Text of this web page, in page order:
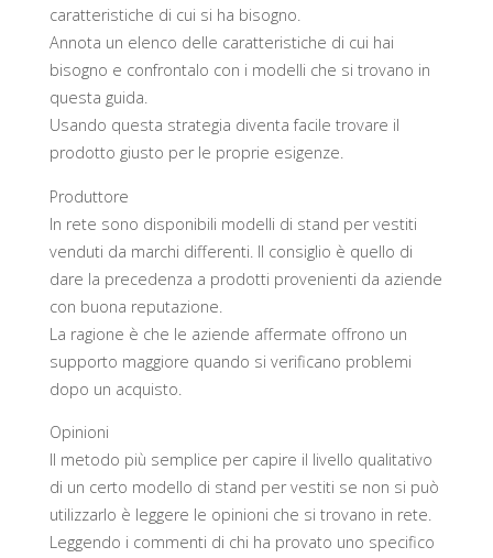
caratteristiche di cui si ha bisogno.
Annota un elenco delle caratteristiche di cui hai
bisogno e confrontalo con i modelli che si trovano in
questa guida.
Usando questa strategia diventa facile trovare il
prodotto giusto per le proprie esigenze.
Produttore
In rete sono disponibili modelli di stand per vestiti
venduti da marchi differenti. Il consiglio è quello di
dare la precedenza a prodotti provenienti da aziende
con buona reputazione.
La ragione è che le aziende affermate offrono un
supporto maggiore quando si verificano problemi
dopo un acquisto.
Opinioni
Il metodo più semplice per capire il livello qualitativo
di un certo modello di stand per vestiti se non si può
utilizzarlo è leggere le opinioni che si trovano in rete.
Leggendo i commenti di chi ha provato uno specifico